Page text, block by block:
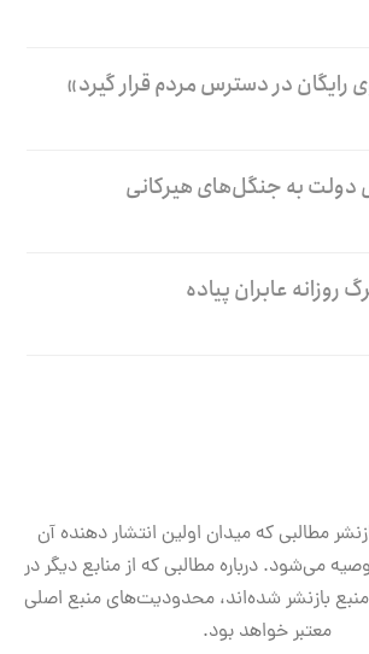
رایگان در دسترس مردم قرار گیرد»
دولت به جنگل‌های هیرکانی
عابران پیاده
مطالبی که میدان اولین انتشار دهنده آن
می‌شود. درباره مطالبی که از منابع دیگر در
بازنشر شده‌اند، محدودیت‌های منبع اصلی
معتبر خواهد بود.